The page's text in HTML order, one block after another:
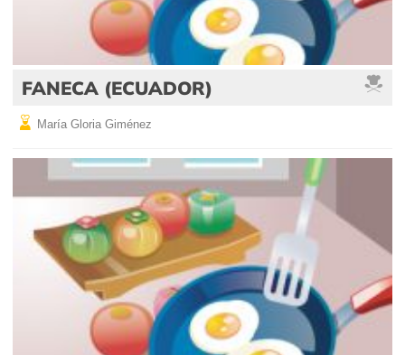
FANECA (ECUADOR)
María Gloria Giménez